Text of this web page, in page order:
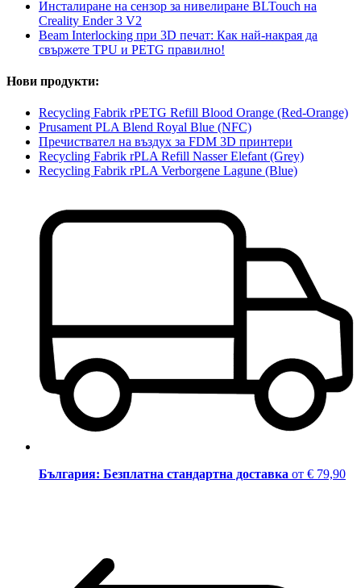
Инсталиране на сензор за нивелиране BLTouch на
Creality Ender 3 V2
Beam Interlocking при 3D печат: Как най-накрая да
свържете TPU и PETG правилно!
Нови продукти:
Recycling Fabrik rPETG Refill Blood Orange (Red-Orange)
Prusament PLA Blend Royal Blue (NFC)
Пречиствател на въздух за FDM 3D принтери
Recycling Fabrik rPLA Refill Nasser Elefant (Grey)
Recycling Fabrik rPLA Verborgene Lagune (Blue)
България: Безплатна стандартна доставка от € 79,90